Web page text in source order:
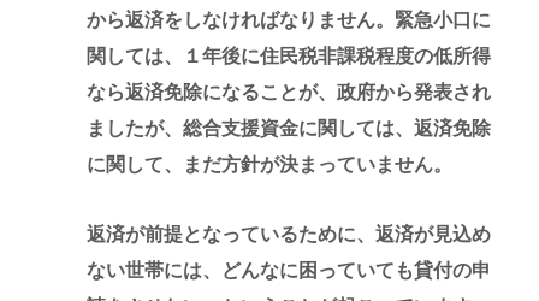
から返済をしなければなりません。緊急小口に
関しては、１年後に住民税非課税程度の低所得
なら返済免除になることが、政府から発表され
ましたが、総合支援資金に関しては、返済免除
に関して、まだ方針が決まっていません。
返済が前提となっているために、返済が見込め
ない世帯には、どんなに困っていても貸付の申